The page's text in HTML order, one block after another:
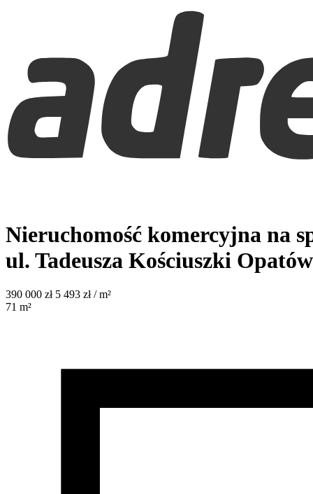
Nieruchomość komercyjna na
ul. Tadeusza Kościuszki Opatów
390 000 zł 5 493 zł / m²
71 m²